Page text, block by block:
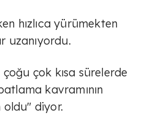
hızlıca yürümekten
uzanıyordu.
çok kısa sürelerde
kavramının
oldu" diyor.